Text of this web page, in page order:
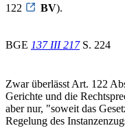
122
BV).
BGE 137 III 217S. 224
Zwar überlässt Art. 122
Gerichte und die
aber nur, "soweit das
Regelung des